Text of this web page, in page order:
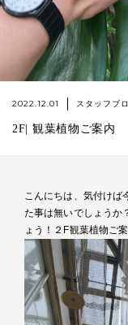
2022.12.01 スタッフブ
2F| 観葉植物ご案内
こんにちは、気付けば
た事は無いでしょうか
ょう！２F観葉植物ご